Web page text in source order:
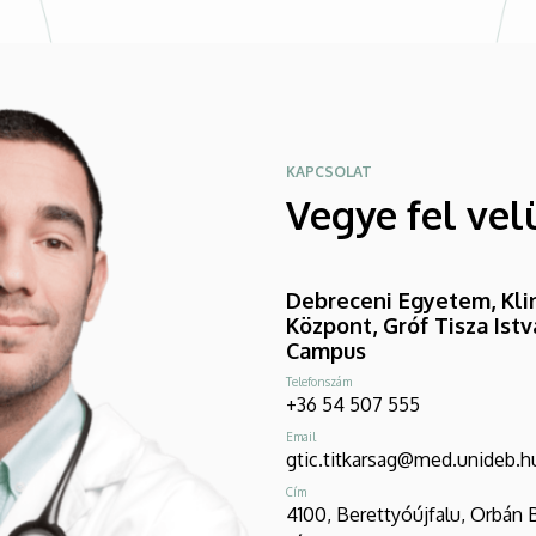
KAPCSOLAT
Vegye fel
Debreceni Egyetem,
Központ, Gróf Tisza
Campus
Telefonszám
+36 54 507 555
Email
Cím
4100, Berettyóújfalu, Orbán